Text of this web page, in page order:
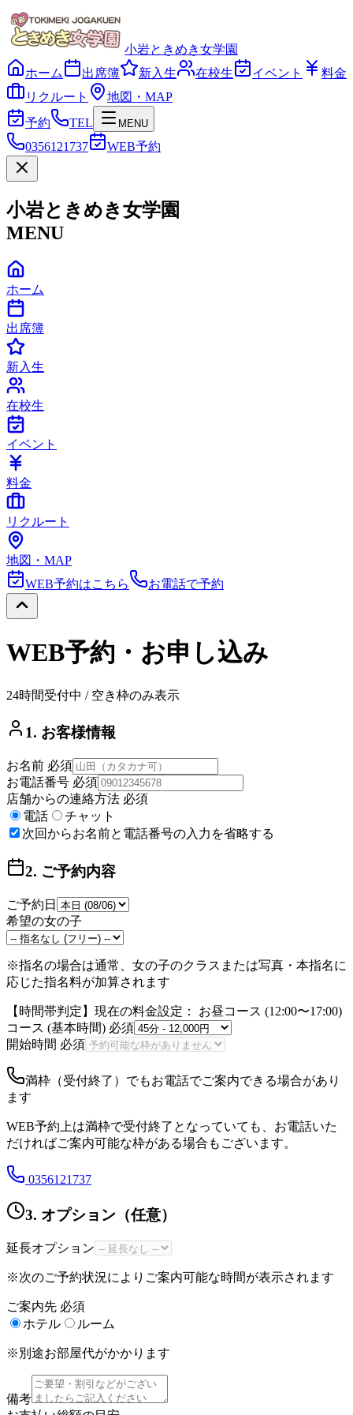
小岩ときめき女学園
ホーム
出席簿 新入生 在校生 イベント
料金
リクルート
地図・MAP
予約
TEL MENU
0356121737 WEB予約
小岩ときめき女学園
MENU
ホーム
出席簿
新入生
在校生
イベント
料金
リクルート
地図・MAP
WEB予約はこちら
お電話で予約
WEB予約・お申し込み
24時間受付中 / 空き枠のみ表示
1. お客様情報
お名前 必須
お電話番号 必須
店舗からの連絡方法 必須
電話
チャット
次回からお名前と電話番号の入力を省略する
2. ご予約内容
ご予約日
希望の女の子
※指名の場合は通常、女の子のクラスまたは写真・本指名に
応じた指名料が加算されます
【時間帯判定】現在の料金設定： お昼コース (12:00〜17:00)
コース (基本時間) 必須
開始時間 必須
満枠（受付終了）でもお電話でご案内できる場合があり
ます
WEB予約上は満枠で受付終了となっていても、お電話いた
だければご案内可能な枠がある場合もございます。
0356121737
3. オプション（任意）
延長オプション
※次のご予約状況によりご案内可能な時間が表示されます
ご案内先 必須
ホテル
ルーム
※別途お部屋代がかかります
備考